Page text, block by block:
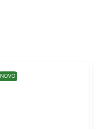
NOVO